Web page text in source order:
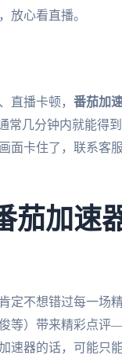
放心看直播。
直播卡顿， 番茄加
常几分钟内就能得
面卡住了，联系客
茄加速
定不想错过每一场
等）带来精彩点
速器的话，可能只